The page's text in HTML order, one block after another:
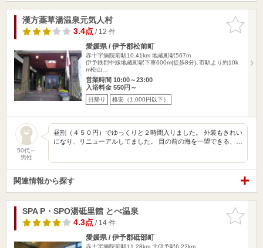
お気に入
りに追加
漢方薬草湯温泉元気人村
3.4点/ 12 件
愛媛県 / 伊予郡松前町
赤十字病院前駅10.41km 地蔵町駅567m
伊予鉄郡中線地蔵町駅下車600m(徒歩8分)､市駅より約10k
m松山…
営業時間 10:00～23:00
入浴料金 550円～
日帰り 格安（1,000円以下）
50代～
男性
昼割（４５０円）でゆっくりと２時間入りました。 外装もきれい
になり、リニューアルしてました。 目の前の海を一望できる、…
関連情報から探す
お気に入
りに追加
SPA P・SPO湯砥里館 とべ温泉
4.3点/ 14 件
愛媛県 / 伊予郡砥部町
赤十字病院前駅11.28km 北伊予駅6.22km